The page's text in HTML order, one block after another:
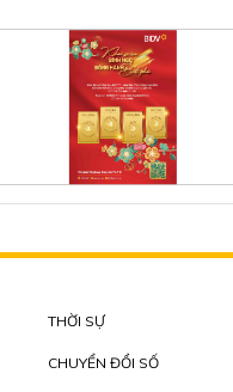
THỜI SỰ
CHUYỂN ĐỔI SỐ